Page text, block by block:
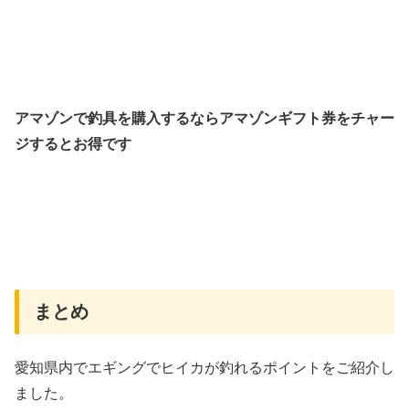
アマゾンで釣具を購入するならアマゾンギフト券をチャー
ジするとお得です
まとめ
愛知県内でエギングでヒイカが釣れるポイントをご紹介し
ました。